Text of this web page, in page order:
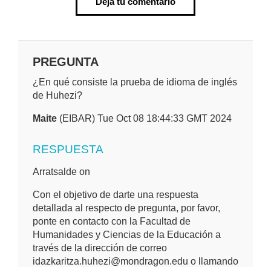
PREGUNTA
¿En qué consiste la prueba de idioma de inglés
de Huhezi?
Maite (EIBAR) Tue Oct 08 18:44:33 GMT 2024
RESPUESTA
Arratsalde on
Con el objetivo de darte una respuesta
detallada al respecto de pregunta, por favor,
ponte en contacto con la Facultad de
Humanidades y Ciencias de la Educación a
través de la dirección de correo
idazkaritza.huhezi@mondragon.edu o llamando